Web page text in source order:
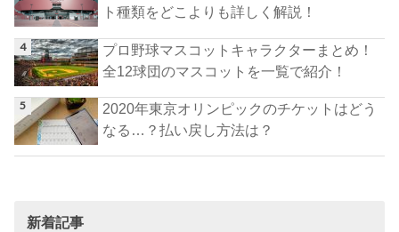
ト種類をどこよりも詳しく解説！
プロ野球マスコットキャラクターまとめ！
全12球団のマスコットを一覧で紹介！
2020年東京オリンピックのチケットはどう
なる…？払い戻し方法は？
新着記事